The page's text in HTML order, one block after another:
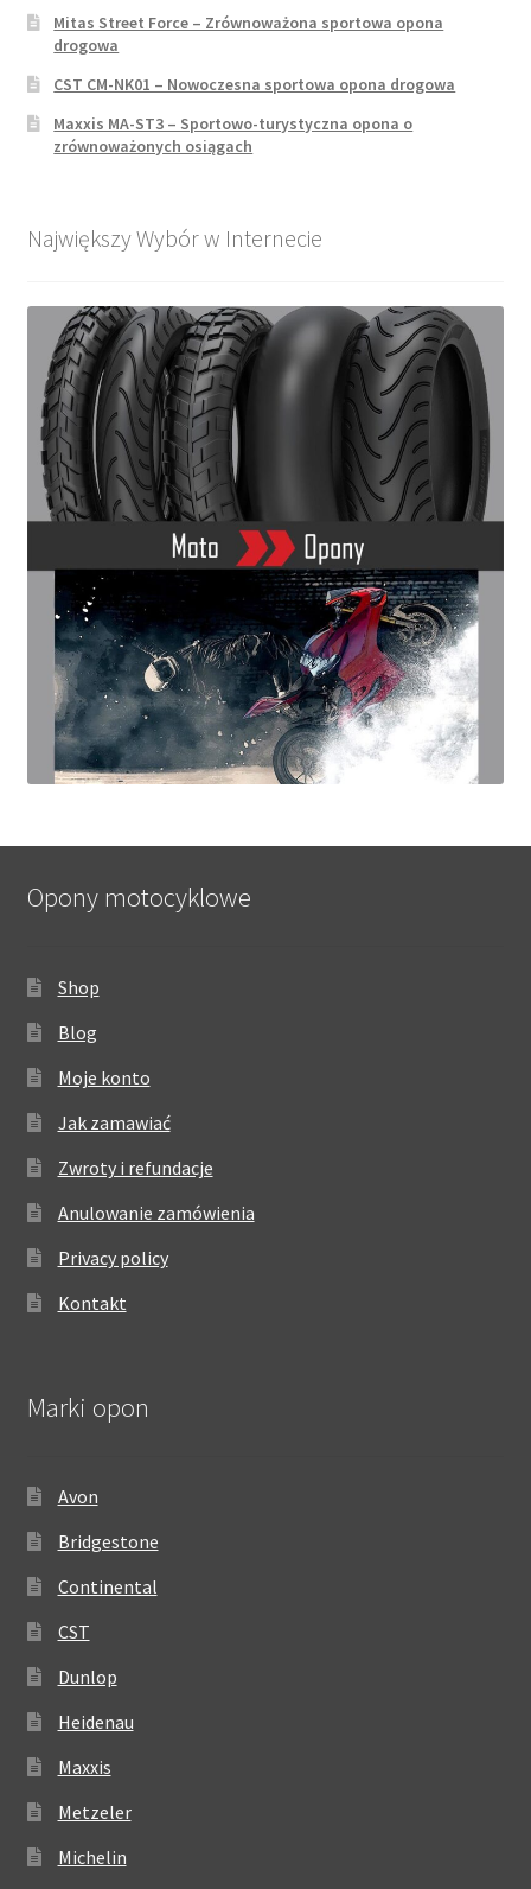
Mitas Street Force – Zrównoważona sportowa opona
drogowa
CST CM-NK01 – Nowoczesna sportowa opona drogowa
Maxxis MA-ST3 – Sportowo-turystyczna opona o
zrównoważonych osiągach
Największy Wybór w Internecie
Opony motocyklowe
Shop
Blog
Moje konto
Jak zamawiać
Zwroty i refundacje
Anulowanie zamówienia
Privacy policy
Kontakt
Marki opon
Avon
Bridgestone
Continental
CST
Dunlop
Heidenau
Maxxis
Metzeler
Michelin